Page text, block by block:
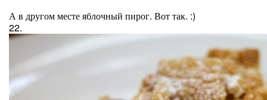
А в другом месте яблочный пирог. Вот так. :)
22.